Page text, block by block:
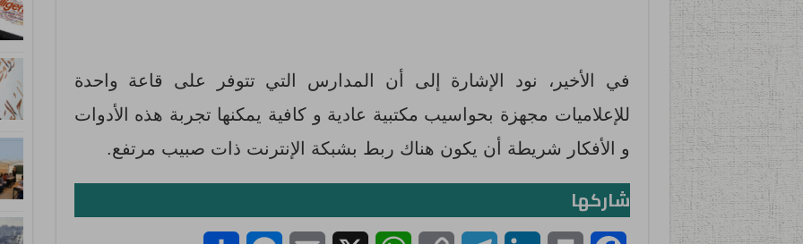
في الأخير، نود الإشارة إلى أن المدارس التي تتوفر على قاعة واحدة
للإعلاميات مجهزة بحواسيب مكتبية عادية و كافية يمكنها تجربة هذه الأدوات
و الأفكار شريطة أن يكون هناك ربط بشبكة الإنترنت ذات صبيب مرتفع.
شاركها